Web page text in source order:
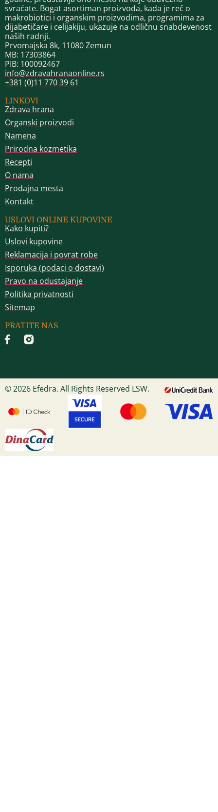
svraćate. Bogat asortiman proizvoda, kada je reč o
makrobiotici i organskim proizvodima, programima za
dijabetičare i celijakiju, ukazuje na odličnu snabdevenost
naših radnji.
Prvomajska 8k, 11080 Zemun
MB: 17303864
PIB: 100092467
info@zdravahranaonline.rs
+381 (0)11 770 39 61
LINKOVI
Zdrava hrana
Organski proizvodi
Namena
Prirodna kozmetika
Recepti
O nama
Prodajna mesta
Kontakt
USLOVI ONLINE KUPOVINE
Kako kupiti?
Uslovi kupovine
Reklamacija i povrat robe
Isporuka (podaci o dostavi)
Pravo na odustajanje
Politika privatnosti
Sitemap
PRATITE NAS
© 2026 Efedra. All Rights Reserved LSW.